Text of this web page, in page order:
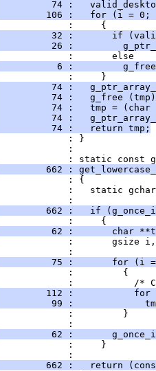
74 :
106 :   for (i = 0;
:     {
32 :       if
26 :
:       else
6 :
:     }
74 :
74 :   g_free
74 :   tmp = (char
74 :
74 :   return tmp;
: }
:
: static const
662 :
: {
:   static
:
662 :   if
:     {
62 :       char
:       gsize
:
75 :       for (i
:         {
:           /*
112 :           for
99 :
:         }
:
62 :
:     }
:
662 :   return